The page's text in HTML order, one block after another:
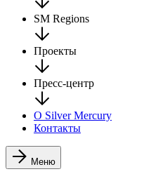
SM Regions
Проекты
Пресс-центр
О Silver Mercury
Контакты
Меню